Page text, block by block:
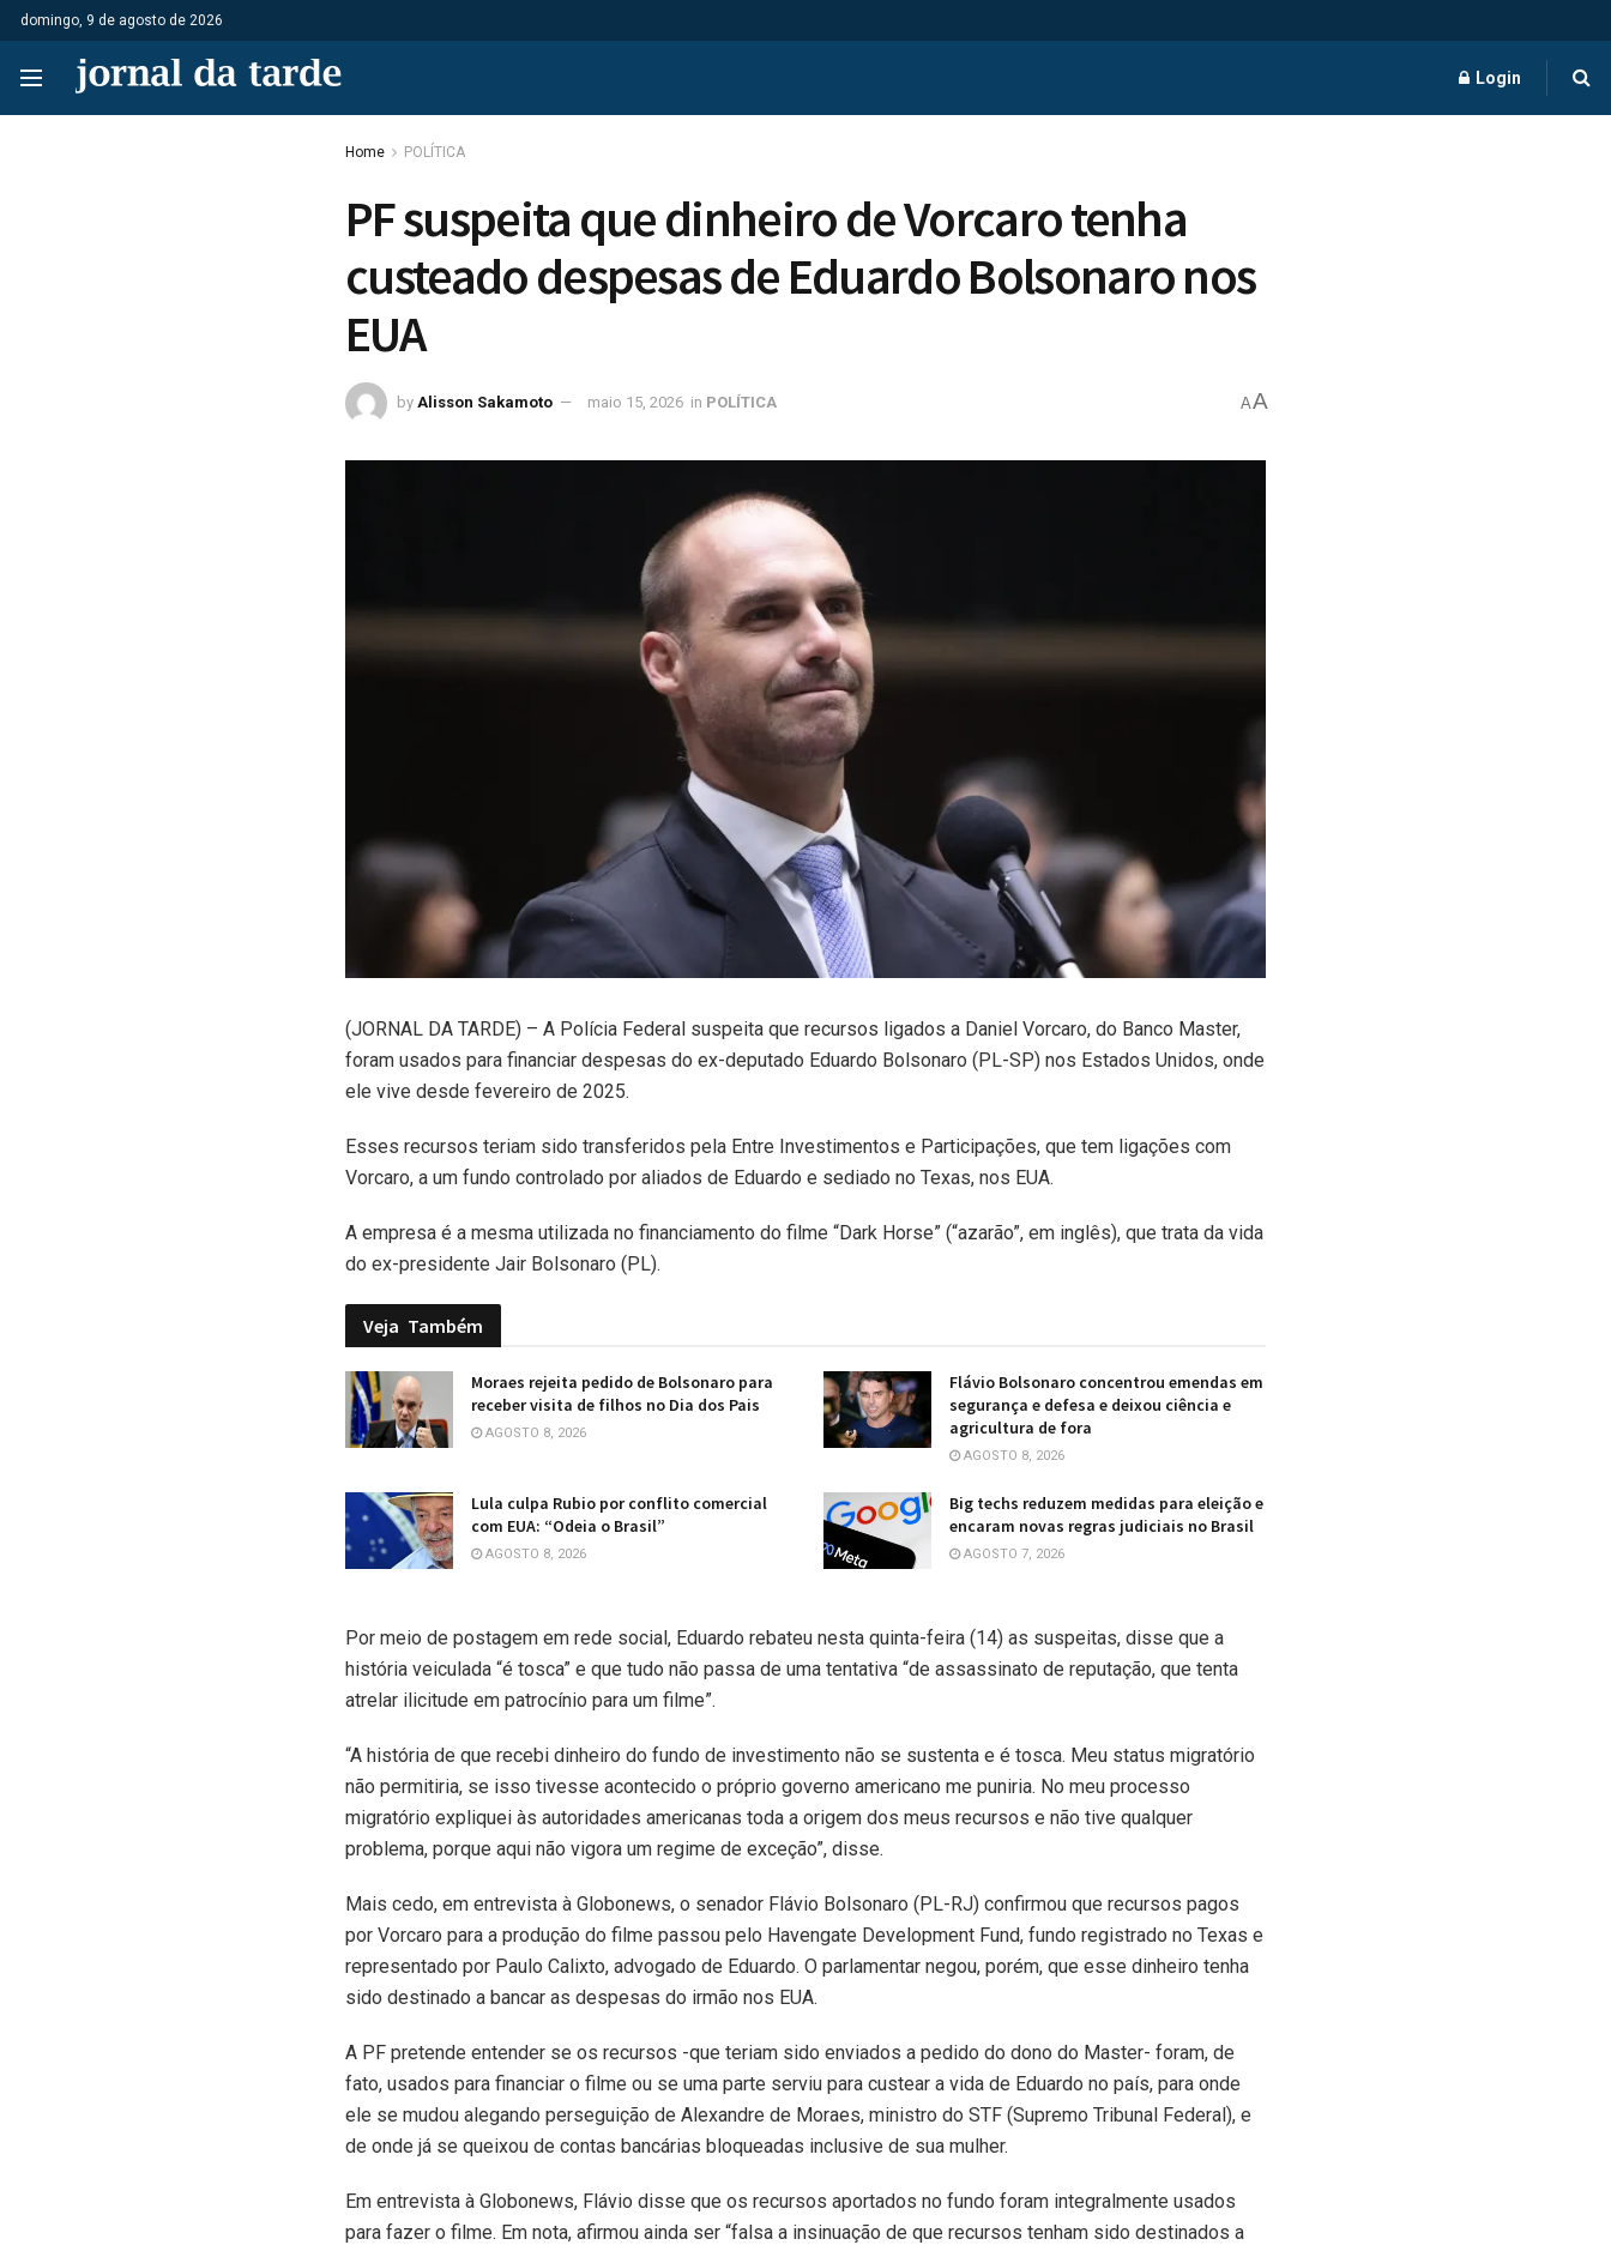
domingo, 9 de agosto de 2026
Login
Home POLÍTICA
PF suspeita que dinheiro de Vorcaro tenha
custeado despesas de Eduardo Bolsonaro nos
EUA
by Alisson Sakamoto maio 15, 2026 in POLÍTICA AA
(JORNAL DA TARDE) – A Polícia Federal suspeita que recursos ligados a Daniel Vorcaro, do Banco Master,
foram usados para financiar despesas do ex-deputado Eduardo Bolsonaro (PL-SP) nos Estados Unidos, onde
ele vive desde fevereiro de 2025.
Esses recursos teriam sido transferidos pela Entre Investimentos e Participações, que tem ligações com
Vorcaro, a um fundo controlado por aliados de Eduardo e sediado no Texas, nos EUA.
A empresa é a mesma utilizada no financiamento do filme “Dark Horse” (“azarão”, em inglês), que trata da vida
do ex-presidente Jair Bolsonaro (PL).
Veja Também
Moraes rejeita pedido de Bolsonaro para
receber visita de filhos no Dia dos Pais
AGOSTO 8, 2026
Flávio Bolsonaro concentrou emendas em
segurança e defesa e deixou ciência e
agricultura de fora
AGOSTO 8, 2026
Lula culpa Rubio por conflito comercial
com EUA: “Odeia o Brasil”
AGOSTO 8, 2026
Big techs reduzem medidas para eleição e
encaram novas regras judiciais no Brasil
AGOSTO 7, 2026
Por meio de postagem em rede social, Eduardo rebateu nesta quinta-feira (14) as suspeitas, disse que a
história veiculada “é tosca” e que tudo não passa de uma tentativa “de assassinato de reputação, que tenta
atrelar ilicitude em patrocínio para um filme”.
“A história de que recebi dinheiro do fundo de investimento não se sustenta e é tosca. Meu status migratório
não permitiria, se isso tivesse acontecido o próprio governo americano me puniria. No meu processo
migratório expliquei às autoridades americanas toda a origem dos meus recursos e não tive qualquer
problema, porque aqui não vigora um regime de exceção”, disse.
Mais cedo, em entrevista à Globonews, o senador Flávio Bolsonaro (PL-RJ) confirmou que recursos pagos
por Vorcaro para a produção do filme passou pelo Havengate Development Fund, fundo registrado no Texas e
representado por Paulo Calixto, advogado de Eduardo. O parlamentar negou, porém, que esse dinheiro tenha
sido destinado a bancar as despesas do irmão nos EUA.
A PF pretende entender se os recursos -que teriam sido enviados a pedido do dono do Master- foram, de
fato, usados para financiar o filme ou se uma parte serviu para custear a vida de Eduardo no país, para onde
ele se mudou alegando perseguição de Alexandre de Moraes, ministro do STF (Supremo Tribunal Federal), e
de onde já se queixou de contas bancárias bloqueadas inclusive de sua mulher.
Em entrevista à Globonews, Flávio disse que os recursos aportados no fundo foram integralmente usados
para fazer o filme. Em nota, afirmou ainda ser “falsa a insinuação de que recursos tenham sido destinados a